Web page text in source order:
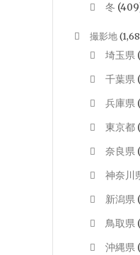
冬
撮影地
埼玉県
千葉県
兵庫県
東京都
奈良県
神奈川
新潟県
鳥取県
沖縄県